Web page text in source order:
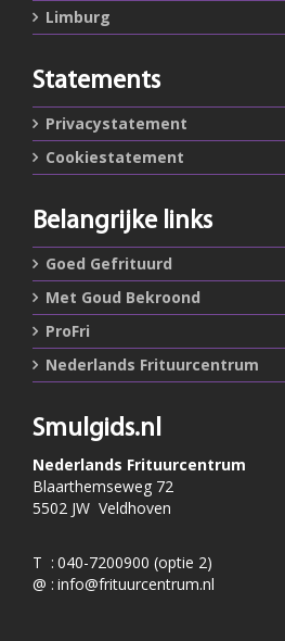
Limburg
Statements
Privacystatement
Cookiestatement
Belangrijke links
Goed Gefrituurd
Met Goud Bekroond
ProFri
Nederlands Frituurcentrum
Smulgids.nl
Nederlands Frituurcentrum
Blaarthemseweg 72
5502 JW Veldhoven
T : 040-7200900 (optie 2)
@ : info@frituurcentrum.nl